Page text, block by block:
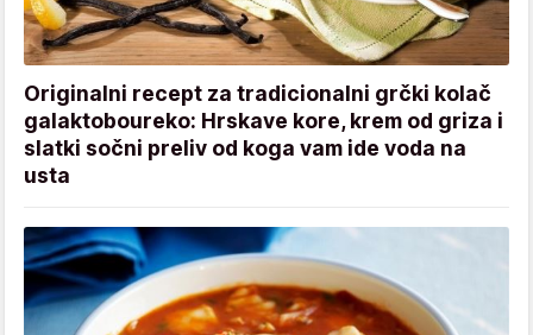
Originalni recept za tradicionalni grčki kolač
galaktoboureko: Hrskave kore, krem od griza i
slatki sočni preliv od koga vam ide voda na
usta